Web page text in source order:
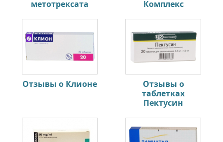
метотрексата
Комплекс
Отзывы о Клионе
Отзывы о
таблетках
Пектусин